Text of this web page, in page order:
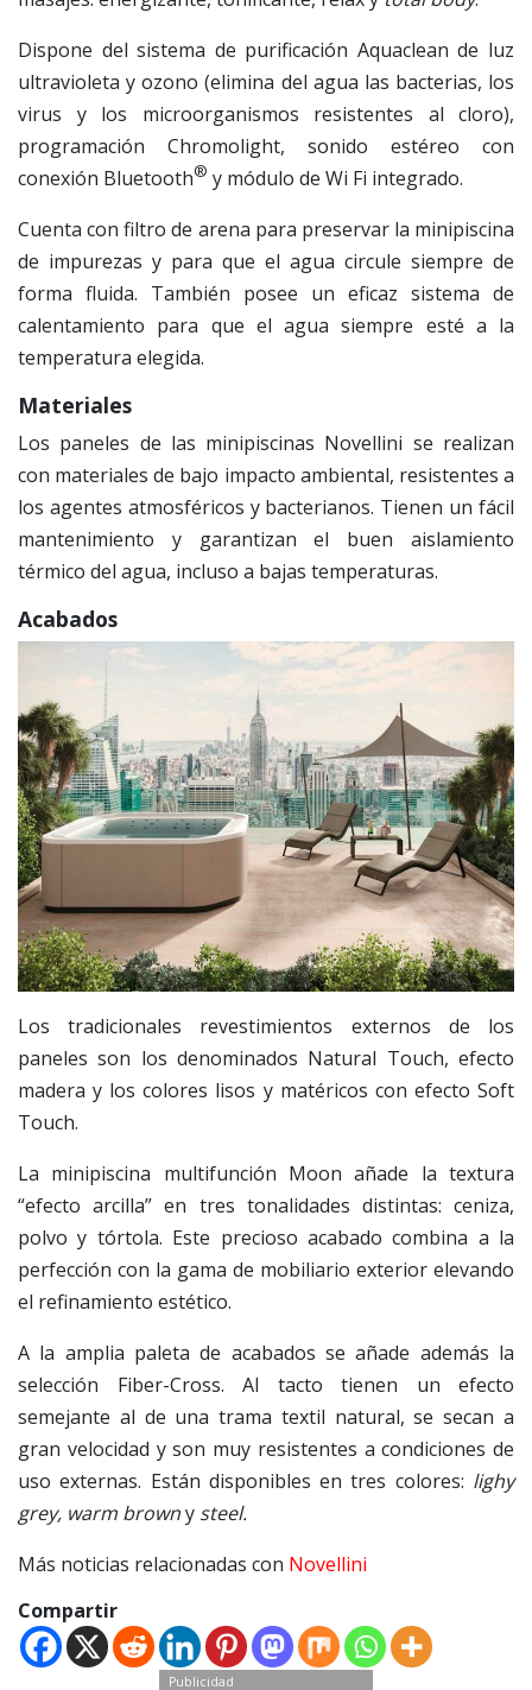
Dispone del sistema de purificación Aquaclean de luz
ultravioleta y ozono (elimina del agua las bacterias, los
virus y los microorganismos resistentes al cloro),
programación Chromolight, sonido estéreo con
conexión Bluetooth® y módulo de Wi Fi integrado.
Cuenta con filtro de arena para preservar la minipiscina
de impurezas y para que el agua circule siempre de
forma fluida. También posee un eficaz sistema de
calentamiento para que el agua siempre esté a la
temperatura elegida.
Materiales
Los paneles de las minipiscinas Novellini se realizan
con materiales de bajo impacto ambiental, resistentes a
los agentes atmosféricos y bacterianos. Tienen un fácil
mantenimiento y garantizan el buen aislamiento
térmico del agua, incluso a bajas temperaturas.
Acabados
Los tradicionales revestimientos externos de los
paneles son los denominados Natural Touch, efecto
madera y los colores lisos y matéricos con efecto Soft
Touch.
La minipiscina multifunción Moon añade la textura
“efecto arcilla” en tres tonalidades distintas: ceniza,
polvo y tórtola. Este precioso acabado combina a la
perfección con la gama de mobiliario exterior elevando
el refinamiento estético.
A la amplia paleta de acabados se añade además la
selección Fiber-Cross. Al tacto tienen un efecto
semejante al de una trama textil natural, se secan a
gran velocidad y son muy resistentes a condiciones de
uso externas. Están disponibles en tres colores: lighy
grey, warm browny steel.
Más noticias relacionadas con Novellini
Compartir
Publicidad